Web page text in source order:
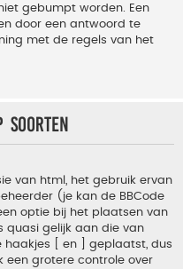
gebumpt worden. Een
door een antwoord te
met de regels van het
soorten
van html, het gebruik ervan
(je kan de BBCode
optie bij het plaatsen van
quasi gelijk aan die van
haakjes [ en ] geplaatst, dus
een grotere controle over